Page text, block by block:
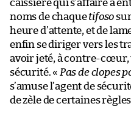
caissière qui s’affaire à
noms de chaquetifoso
heure d’attente, et de
enfin se diriger vers les
avoir jeté, à contre-
sécurité. « Pas de clopes
s’amuse l’agent de
de zèle de certaines